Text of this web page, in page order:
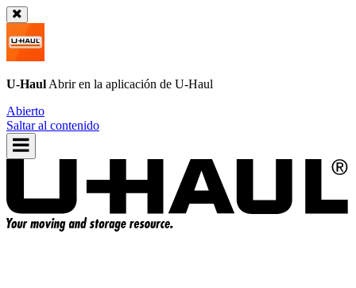
U-Haul Abrir en la aplicación de U-Haul
Abierto
Saltar al contenido